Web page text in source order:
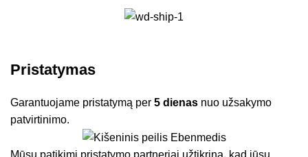
Pristatymas
Garantuojame pristatymą per5 dienas nuo užsakymo
patvirtinimo.